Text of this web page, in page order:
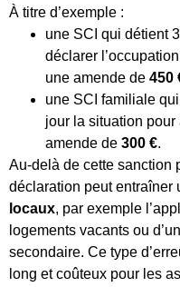
À titre d’exemple :
une SCI qui détient
déclarer
une amende de 450
une SCI familiale
jour la situation pour
amende de 300 €.
Au-delà de cette sanction
déclaration peut entraîner
locaux, par exemple
logements vacants ou
secondaire. Ce type
long et coûteux pour les